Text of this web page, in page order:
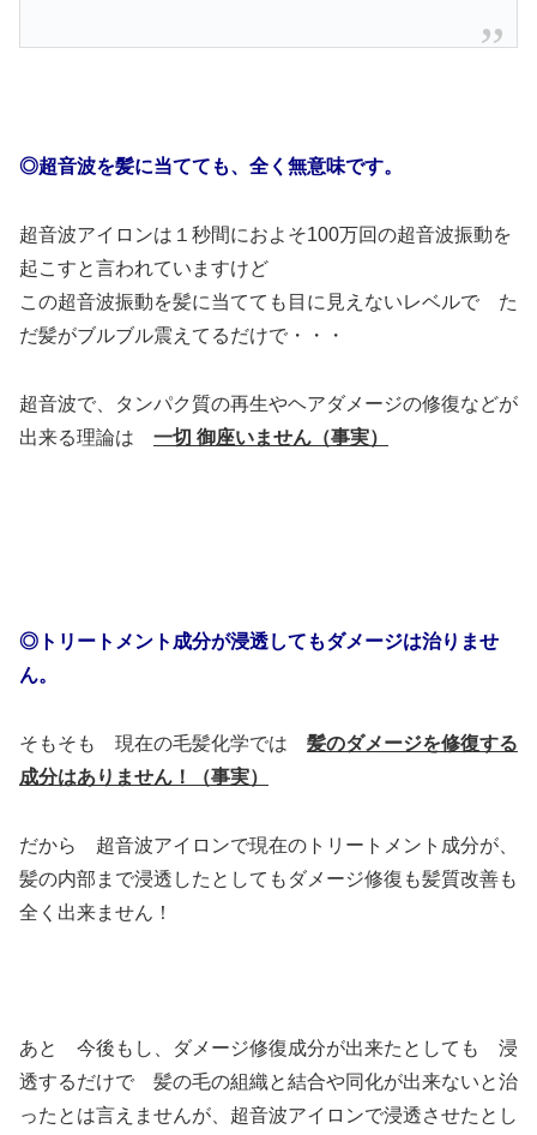
◎超音波を髪に当てても、全く無意味です。
超音波アイロンは１秒間におよそ100万回の超音波振動を
起こすと言われていますけど
この超音波振動を髪に当てても目に見えないレベルで た
だ髪がブルブル震えてるだけで・・・
超音波で、タンパク質の再生やヘアダメージの修復などが
出来る理論は 一切 御座いません（事実）
◎トリートメント成分が浸透してもダメージは治りませ
ん。
そもそも 現在の毛髪化学では 髪のダメージを修復する
成分はありません！（事実）
だから 超音波アイロンで現在のトリートメント成分が、
髪の内部まで浸透したとしてもダメージ修復も髪質改善も
全く出来ません！
あと 今後もし、ダメージ修復成分が出来たとしても 浸
透するだけで 髪の毛の組織と結合や同化が出来ないと治
ったとは言えませんが、超音波アイロンで浸透させたとし